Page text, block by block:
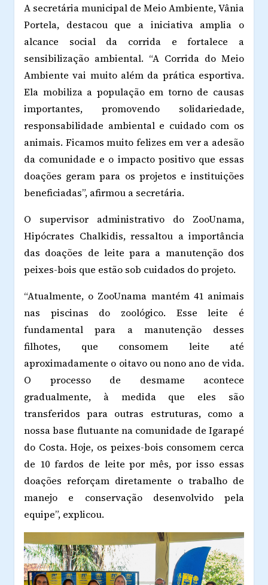
A secretária municipal de Meio Ambiente, Vânia
Portela, destacou que a iniciativa amplia o
alcance social da corrida e fortalece a
sensibilização ambiental. “A Corrida do Meio
Ambiente vai muito além da prática esportiva.
Ela mobiliza a população em torno de causas
importantes, promovendo solidariedade,
responsabilidade ambiental e cuidado com os
animais. Ficamos muito felizes em ver a adesão
da comunidade e o impacto positivo que essas
doações geram para os projetos e instituições
beneficiadas”, afirmou a secretária.
O supervisor administrativo do ZooUnama,
Hipócrates Chalkidis, ressaltou a importância
das doações de leite para a manutenção dos
peixes-bois que estão sob cuidados do projeto.
“Atualmente, o ZooUnama mantém 41 animais
nas piscinas do zoológico. Esse leite é
fundamental para a manutenção desses
filhotes, que consomem leite até
aproximadamente o oitavo ou nono ano de vida.
O processo de desmame acontece
gradualmente, à medida que eles são
transferidos para outras estruturas, como a
nossa base flutuante na comunidade de Igarapé
do Costa. Hoje, os peixes-bois consomem cerca
de 10 fardos de leite por mês, por isso essas
doações reforçam diretamente o trabalho de
manejo e conservação desenvolvido pela
equipe”, explicou.